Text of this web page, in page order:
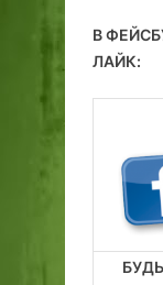
В
ЛАЙК: